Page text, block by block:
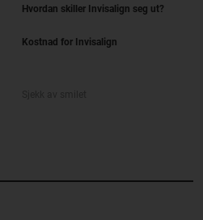
Hvordan skiller Invisalign seg ut?
Kostnad for Invisalign